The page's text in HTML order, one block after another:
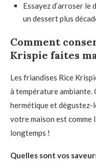
Essayez d’arroser
un dessert plus
Comment
Krispie faites
Les friandises Rice
à température ambiante.
hermétique et dégustez-
votre maison est comme
longtemps !
Quelles sont vos